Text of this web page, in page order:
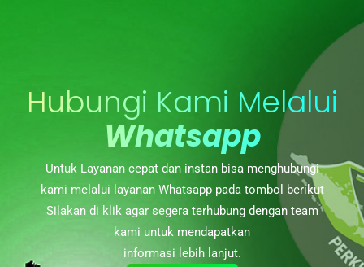
Hubungi Kami Melalui
Whatsapp
Untuk Layanan cepat dan instan bisa menghubungi
kami melalui layanan Whatsapp pada tombol berikut
Silakan di klik agar segera terhubung dengan team
kami untuk mendapatkan
informasi lebih lanjut.